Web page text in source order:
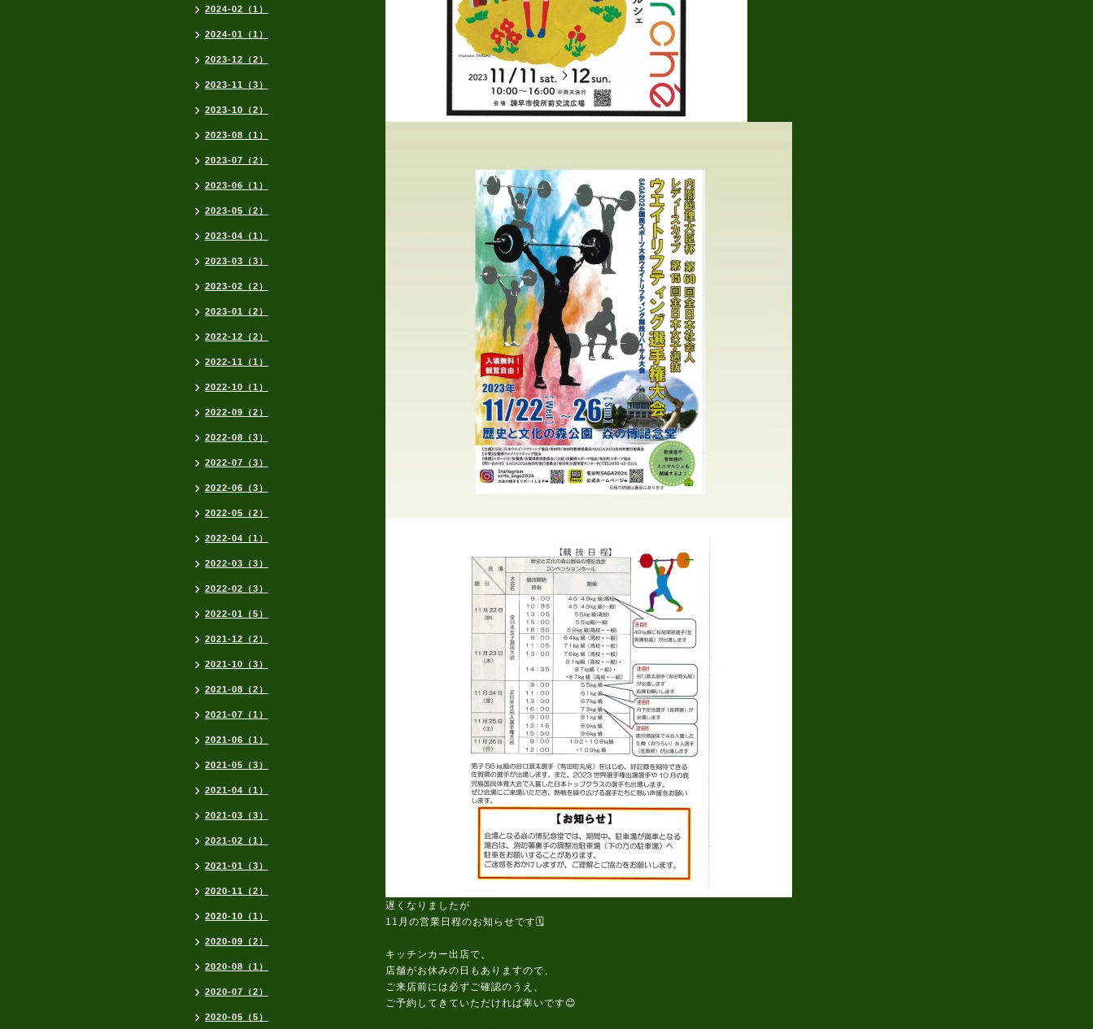
遅くなりましたが
11月の営業日程のお知らせです🗓️
キッチンカー出店で、
店舗がお休みの日もありますので、
ご来店前には必ずご確認のうえ、
ご予約してきていただければ幸いです😊
2024-02（1）
2024-01（1）
2023-12（2）
2023-11（3）
2023-10（2）
2023-08（1）
2023-07（2）
2023-06（1）
2023-05（2）
2023-04（1）
2023-03（3）
2023-02（2）
2023-01（2）
2022-12（2）
2022-11（1）
2022-10（1）
2022-09（2）
2022-08（3）
2022-07（3）
2022-06（3）
2022-05（2）
2022-04（1）
2022-03（3）
2022-02（3）
2022-01（5）
2021-12（2）
2021-10（3）
2021-08（2）
2021-07（1）
2021-06（1）
2021-05（3）
2021-04（1）
2021-03（3）
2021-02（1）
2021-01（3）
2020-11（2）
2020-10（1）
2020-09（2）
2020-08（1）
2020-07（2）
2020-05（5）